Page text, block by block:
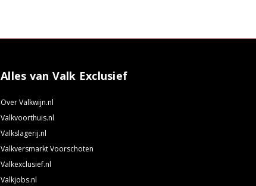
Alles van Valk Exclusief
Over Valkwijn.nl
Valkvoorthuis.nl
Valkslagerij.nl
Valkversmarkt Voorschoten
Valkexclusief.nl
Valkjobs.nl